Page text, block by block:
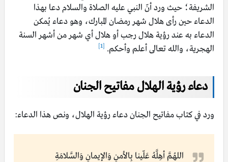
الشريفة؛ حيث ورد أنّ النبي عليه الصلاة والسلام دعا بهذا
الدعاء حين رأى هلال شهر رمضان المبارك، وهو دعاء يُمكن
الدعاء به عند رؤية هلال رجب أو هلال أي شهر من أشهر السنة
الهجرية، والله تعالى أعلم وأحكم. [1]
دعاء رؤية الهلال مفاتيح الجنان
ورد في كتاب مفاتيح الجنان دعاء رؤية الهلال، ونص هذا الدعاء:
اللهُمَّ أهِلَّهُ عَلّينا بِالأمنِ وَالإيمانِ وَالسَّلامَةِ